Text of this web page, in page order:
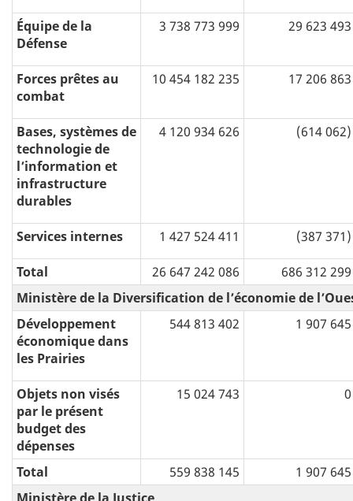
Équipe de la
Défense
3 738 773 999 29 623 493
Forces prêtes au
combat
10 454 182 235 17 206 863
Bases, systèmes de
technologie de
l’information et
infrastructure
durables
4 120 934 626 (614 062)
Services internes 1 427 524 411 (387 371)
Total 26 647 242 086
686 312 299
Ministère de la Diversification de l’économie de
Développement
économique dans
les Prairies
544 813 402 1 907 645
Objets non visés
par le présent
budget des
dépenses
15 024 743 0
Total 559 838 145
1 907 645